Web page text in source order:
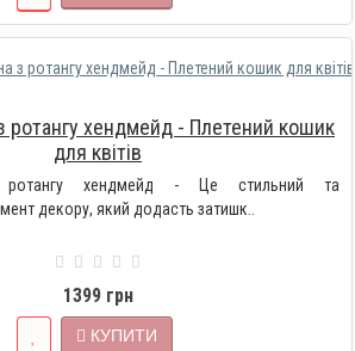
ротангу хендмейд - Плетений кошик
для квітів
ротангу хендмейд - Це стильний та
декору, який додасть затишк..
1399 грн
КУПИТИ